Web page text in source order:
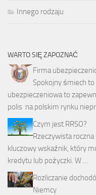
Innego rodzaju
WARTO SIĘ ZAPOZNAĆ
Firma
Spokojny śmiech
ubezpieczeniowa to
polis na polskim rynku
Czym jest RRSO?
Rzeczywista
kluczowy wskaźnik, który
kredytu lub pożyczki. W …
Rozliczanie
Niemcy